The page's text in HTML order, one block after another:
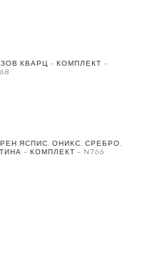
КВАРЦ – КОМПЛЕКТ –
ЯСПИС, ОНИКС, СРЕБРО,
– КОМПЛЕКТ – N766